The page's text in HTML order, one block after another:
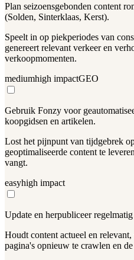
Plan seizoensgebonden content
(Solden, Sinterklaas, Kerst).
Speelt in op piekperiodes van
genereert relevant verkeer en
verkoopmomenten.
mediumhigh impactGEO
Gebruik Fonzy voor
koopgidsen en artikelen.
Lost het pijnpunt van tijdgebrek
geoptimaliseerde content te
vangt.
easyhigh impact
Update en herpubliceer
Houdt content actueel en
pagina's opnieuw te crawlen en